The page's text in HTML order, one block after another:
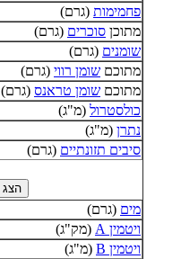
פחמימות (גרם)
מתוכן סוכרים (גרם)
שומנים (גרם)
מתוכם שומן רווי (גרם)
מתוכם שומן טראנס (גרם)
כולסטרול (מ"ג)
נתרן (מ"ג)
סיבים תזונתיים (גרם)
מים (גרם)
ויטמין A
(מק"ג)
ויטמין B
(מ"ג)